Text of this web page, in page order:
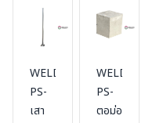
ภายนอก
สีบร
อนด์
1 นิ้ว
สูง 2
เมตร
สีบร
อนด์
1 นิ้ว
สูง
2.5
WELDING-
PS-
เสา
WELDING-
PS-
ตอม่อ